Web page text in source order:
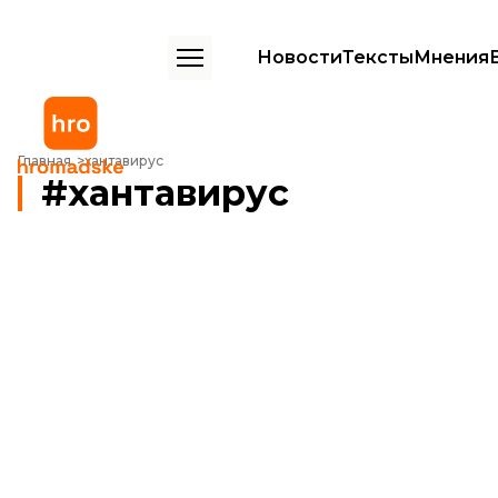
НовостиТекстыМнения
Главная хантавирус
хантавирус